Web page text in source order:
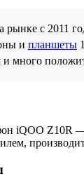
рынке с 2011
и планшеты
и много
iQOO Z10R —